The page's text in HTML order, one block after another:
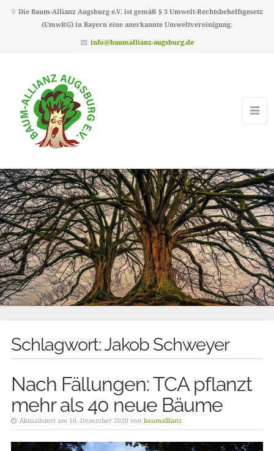
Die Baum-Allianz Augsburg e.V. ist gemäß § 3 Umwelt-Rechtsbehelfsgesetz
(UmwRG) in Bayern eine anerkannte Umweltvereinigung.
info@baumallianz-augsburg.de
Schlagwort:Jakob Schweyer
Nach Fällungen: TCA pflanzt
mehr als 40 neue Bäume
Aktualisiert am 10. Dezember 2020 von baumallianz